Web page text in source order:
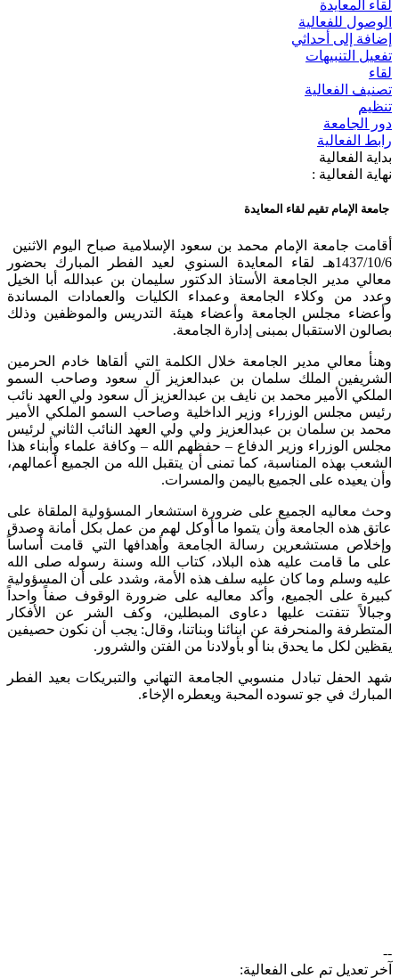
لقاء المعايدة
الوصول للفعالية
إضافة إلى أحداثي
تفعيل التنبيهات
لقاء
تصنيف الفعالية
تنظيم
دور الجامعة
رابط الفعالية
بداية الفعالية
نهاية الفعالية :
جامعة الإمام تقيم لقاء المعايدة
أقامت جامعة الإمام محمد بن سعود الإسلامية صباح اليوم الاثنين
1437/10/6هـ لقاء المعايدة السنوي لعيد الفطر المبارك بحضور
معالي مدير الجامعة الأستاذ الدكتور سليمان بن عبدالله أبا الخيل
وعدد من وكلاء الجامعة وعمداء الكليات والعمادات المساندة
وأعضاء مجلس الجامعة وأعضاء هيئة التدريس والموظفين وذلك
بصالون الاستقبال بمبنى إدارة الجامعة.
وهنأ معالي مدير الجامعة خلال الكلمة التي ألقاها خادم الحرمين
الشريفين الملك سلمان بن عبدالعزيز آل سعود وصاحب السمو
الملكي الأمير محمد بن نايف بن عبدالعزيز آل سعود ولي العهد نائب
رئيس مجلس الوزراء وزير الداخلية وصاحب السمو الملكي الأمير
محمد بن سلمان بن عبدالعزيز ولي ولي العهد النائب الثاني لرئيس
مجلس الوزراء وزير الدفاع – حفظهم الله – وكافة علماء وأبناء هذا
الشعب بهذه المناسبة، كما تمنى أن يتقبل الله من الجميع أعمالهم،
وأن يعيده على الجميع باليمن والمسرات.
وحث معاليه الجميع على ضرورة استشعار المسؤولية الملقاة على
عاتق هذه الجامعة وأن يتموا ما أوكل لهم من عمل بكل أمانة وصدق
وإخلاص مستشعرين رسالة الجامعة وأهدافها التي قامت أساساً
على ما قامت عليه هذه البلاد، كتاب الله وسنة رسوله صلى الله
عليه وسلم وما كان عليه سلف هذه الأمة، وشدد على أن المسؤولية
كبيرة على الجميع، وأكد معاليه على ضرورة الوقوف صفاً واحداً
وجبالاً تتفتت عليها دعاوى المبطلين، وكف الشر عن الأفكار
المتطرفة والمنحرفة عن ابنائنا وبناتنا، وقال: يجب أن نكون حصيفين
يقظين لكل ما يحدق بنا أو بأولادنا من الفتن والشرور.
شهد الحفل تبادل منسوبي الجامعة التهاني والتبريكات بعيد الفطر
المبارك في جو تسوده المحبة ويعطره الإخاء.​
--
آخر تعديل تم على الفعالية: